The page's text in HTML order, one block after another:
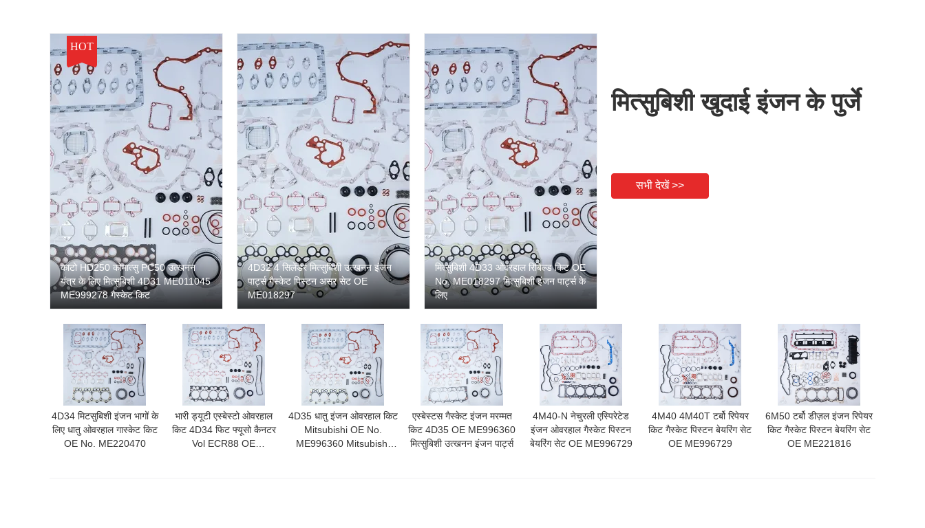
HOT
काटो HD250 कोमात्सु PC50 उत्खनन
यंत्र के लिए मित्सुबिशी 4D31 ME011045
ME999278 गैस्केट किट
4D32 4 सिलेंडर मित्सुबिशी उत्खनन इंजन
पार्ट्स गैस्केट पिस्टन असर सेट OE
ME018297
मित्सुबिशी 4D33 ओवरहाल रिबिल्ड किट OE
No. ME018297 मित्सुबिशी इंजन पार्ट्स के
लिए
मित्सुबिशी खुदाई इंजन के पुर्जे
सभी देखें >>
4D34 मिटसुबिशी इंजन भागों के
लिए धातु ओवरहाल गास्केट किट
OE No. ME220470
भारी ड्यूटी एस्बेस्टो ओवरहाल
किट 4D34 फिट फ्यूसो कैनटर
Vol ECR88 OE
4D35 धातु इंजन ओवरहाल किट
Mitsubishi OE No.
ME996360 Mitsubishi
एस्बेस्टस गैस्केट इंजन मरम्मत
किट 4D35 OE ME996360
मित्सुबिशी उत्खनन इंजन पार्ट्स
4M40-N नेचुरली एस्पिरेटेड
इंजन ओवरहाल गैस्केट पिस्टन
बेयरिंग सेट OE ME996729
4M40 4M40T टर्बो रिपेयर
किट गैस्केट पिस्टन बेयरिंग सेट
OE ME996729
6M50 टर्बो डीज़ल इंजन रिपेयर
किट गैस्केट पिस्टन बेयरिंग सेट
OE ME221816